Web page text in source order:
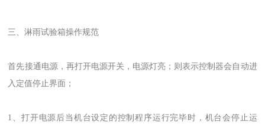
三、淋雨试验箱操作规范
首先接通电源，再打开电源开关，电源灯亮；则表示控制器会自动进
入定值停止界面；
1、打开电源后当机台设定的控制程序运行完毕时，机台会停止运